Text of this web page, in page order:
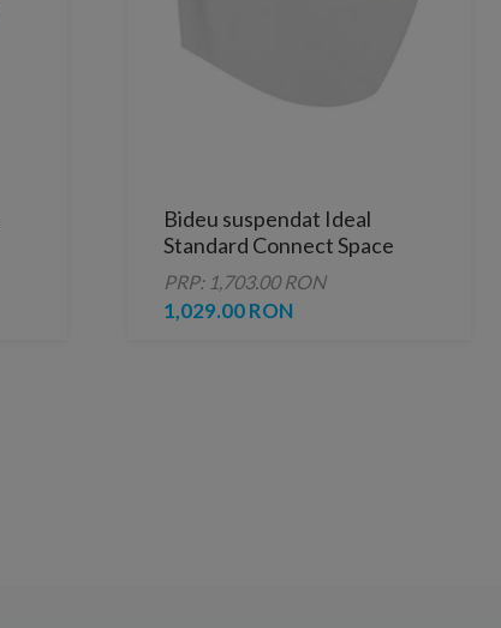
Bideu suspendat Ideal
Standard Connect Space
PRP: 1,703.00 RON
1,029.00 RON